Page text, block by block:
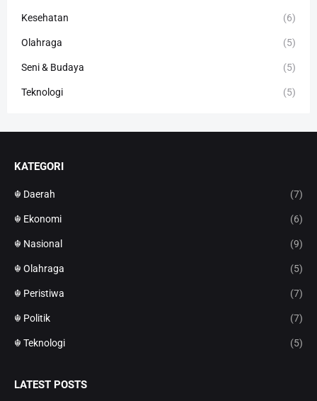
Kesehatan (6)
Olahraga (5)
Seni & Budaya (5)
Teknologi (5)
KATEGORI
☬ Daerah (7)
☬ Ekonomi (6)
☬ Nasional (9)
☬ Olahraga (5)
☬ Peristiwa (7)
☬ Politik (7)
☬ Teknologi (5)
LATEST POSTS